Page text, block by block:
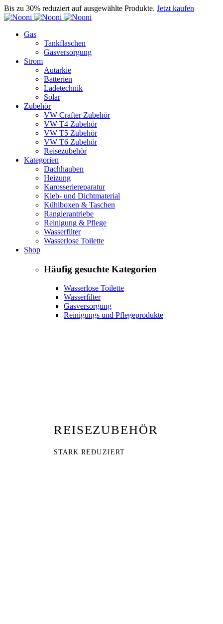
Bis zu 30% reduziert auf ausgewählte Produkte. Jetzt kaufen
Gas
Tankflaschen
Gasversorgung
Strom
Autarkie
Batterien
Ladetechnik
Solar
Zubehör
VW Crafter Zubehör
VW T4 Zubehör
VW T5 Zubehör
VW T6 Zubehör
Reisezubehör
Kategorien
Dachhauben
Heizung
Karosseriereparatur
Kleb- und Dichtmaterial
Kühlboxen & Taschen
Rangierantriebe
Reinigung & Pflege
Wasserfilter
Wasserlose Toilette
Shop
Häufig gesuchte Kategorien
Wasserlose Toilette
Wasserfilter
Gasversorgung
Reinigungs und Pflegeprodukte
REISEZUBEHÖR
STARK REDUZIERT